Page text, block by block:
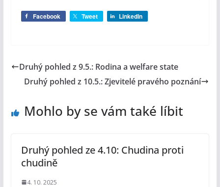
Facebook Tweet LinkedIn
Druhý pohled z 9.5.: Rodina a welfare state
Druhý pohled z 10.5.: Zjevitelé pravého poznání
Mohlo by se vám také líbit
Druhý pohled ze 4.10: Chudina proti
chudině
4. 10. 2025